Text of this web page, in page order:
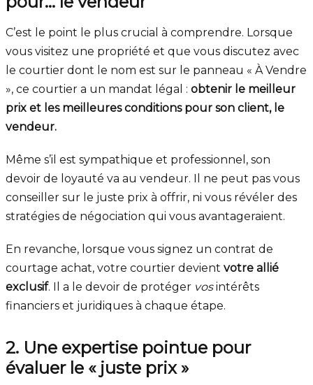
C’est le point le plus crucial à comprendre. Lorsque
vous visitez une propriété et que vous discutez avec
le courtier dont le nom est sur le panneau « À Vendre
», ce courtier a un mandat légal : obtenir le meilleur
prix et les meilleures conditions pour son client, le
vendeur.
Même s’il est sympathique et professionnel, son
devoir de loyauté va au vendeur. Il ne peut pas vous
conseiller sur le juste prix à offrir, ni vous révéler des
stratégies de négociation qui vous avantageraient.
En revanche, lorsque vous signez un contrat de
courtage achat, votre courtier devient votre allié
exclusif. Il a le devoir de protéger vosintérêts
financiers et juridiques à chaque étape.
2. Une expertise pointue pour
évaluer le « juste prix »